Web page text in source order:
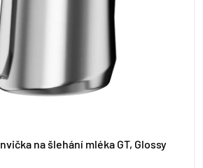
na šlehání mléka GT, Glossy